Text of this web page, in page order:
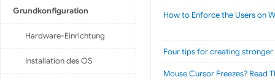
Grundkonfiguration
Hardware-Einrichtung
Installation des OS
How to Enforce the Users on
Four tips for creating stronger
Mouse Cursor Freezes? Read